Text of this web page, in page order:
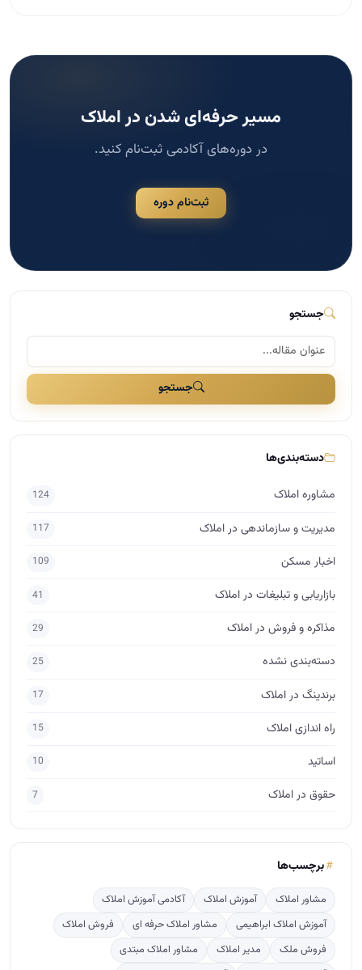
مسیر حرفه‌ای شدن در املاک
در دوره‌های آکادمی ثبت‌نام کنید.
ثبت‌نام دوره
جستجو
جستجو
دسته‌بندی‌ها
مشاوره املاک 124
مدیریت و سازماندهی در املاک 117
اخبار مسکن 109
بازاریابی و تبلیغات در املاک 41
مذاکره و فروش در املاک 29
دسته‌بندی نشده 25
برندینگ در املاک 17
راه اندازی املاک 15
اساتید 10
حقوق در املاک 7
برچسب‌ها
مشاور املاک آموزش املاک
آکادمی آموزش املاک
آموزش املاک ابراهیمی
مشاور املاک حرفه ای
فروش املاک
فروش ملک
مدیر املاک
مشاور املاک مبتدی